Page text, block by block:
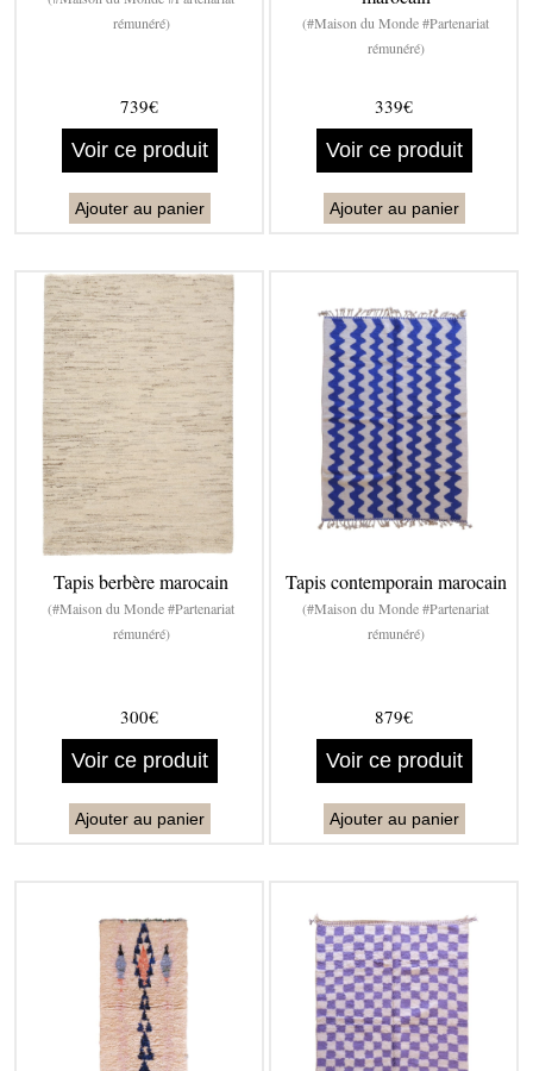
rémunéré)
739€
Voir ce produit
Ajouter au panier
(#Maison du Monde #Partenariat
rémunéré)
339€
Voir ce produit
Ajouter au panier
Tapis berbère marocain
(#Maison du Monde #Partenariat
rémunéré)
300€
Voir ce produit
Ajouter au panier
Tapis contemporain marocain
(#Maison du Monde #Partenariat
rémunéré)
879€
Voir ce produit
Ajouter au panier